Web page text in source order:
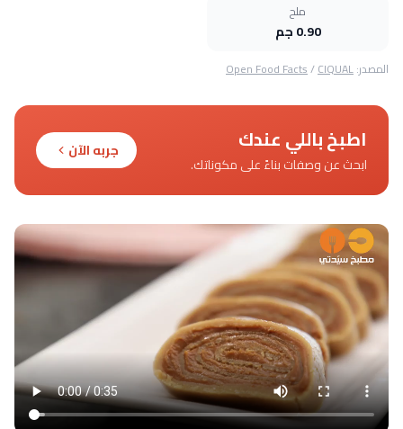
ملح
0.90 جم
المصدر: Open Food Facts/CIQUAL
اطبخ باللي عندك
ابحث عن وصفات بناءً على مكوناتك.
جربه الآن